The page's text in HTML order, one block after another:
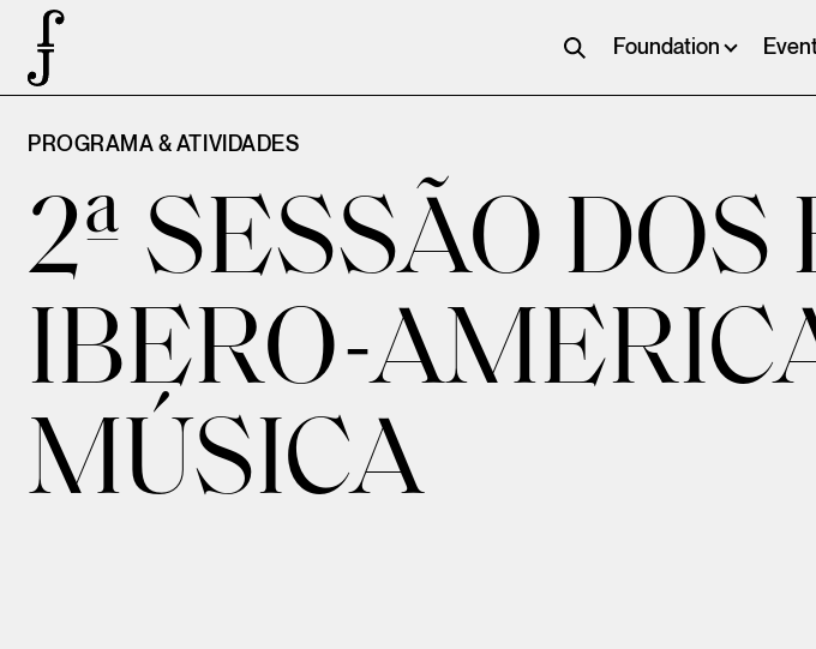
Foundation
PROGRAMA & ATIVIDADES
2ª SESSÃO
IBERO-
MÚSICA